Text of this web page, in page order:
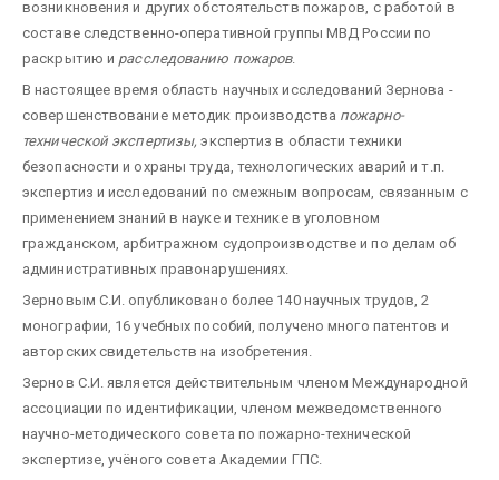
возникновения и других обстоятельств пожаров, с работой в
составе следственно-оперативной группы МВД России по
раскрытию и расследованию пожаров.
В настоящее время область научных исследований Зернова -
совершенствование методик производства пожарно-
технической экспертизы, экспертиз в области техники
безопасности и охраны труда, технологических аварий и т.п.
экспертиз и исследований по смежным вопросам, связанным с
применением знаний в науке и технике в уголовном
гражданском, арбитражном судопроизводстве и по делам об
административных правонарушениях.
Зерновым С.И. опубликовано более 140 научных трудов, 2
монографии, 16 учебных пособий, получено много патентов и
авторских свидетельств на изобретения.
Зернов С.И. является действительным членом Международной
ассоциации по идентификации, членом межведомственного
научно-методического совета по пожарно-технической
экспертизе, учёного совета Академии ГПС.